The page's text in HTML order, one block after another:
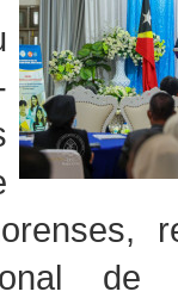
de